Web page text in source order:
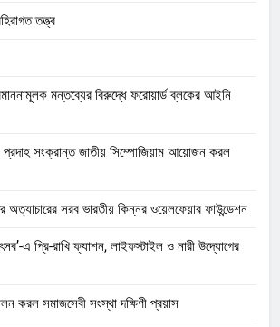
তত্ত্ব
মন্তব্যের বিরুদ্ধে ফরোয়ার্ড ব্লকের আইনি
সংক্রান্ত জাতীয় সিম্পোজিয়াম আয়োজন করল
অত্যাচারের সরব ভারতীয় কিন্নর ওয়েলফেয়ার ফাউন্ডেশন
এ প্রি-রাখি ফ্যাশন, লাইফস্টাইল ও নারী উদ্যোগের
করল সমাজসেবী সংস্থা দক্ষিণী প্রয়াস